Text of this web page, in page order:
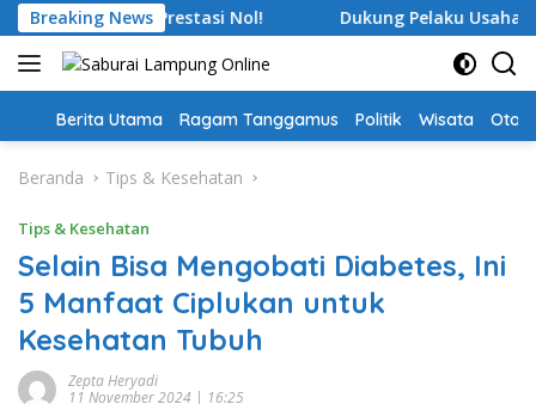
Langsung
ke
konten
Breaking News
Besar, Prestasi Nol! Dukung Pelaku Usaha
Home
Berita Utama Ragam Tanggamus Politik Wisata Oto
Beranda Tips & Kesehatan
Tips & Kesehatan
Selain Bisa Mengobati Diabetes, Ini
5 Manfaat Ciplukan untuk
Kesehatan Tubuh
Zepta Heryadi
11 November 2024 | 16:25